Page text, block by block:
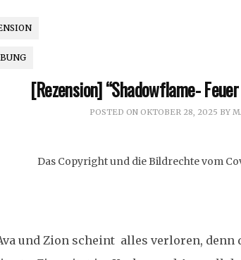
[Rezension] “Shadowflame-
POSTED ON OKTOBER 28, 2025 BY
Das Copyright und die Bildrechte vom
und Zion scheint alles verloren, denn